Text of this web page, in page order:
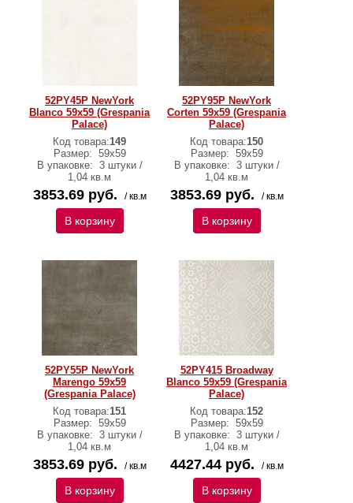
52PY45P NewYork
Blanco 59x59 (Grespania
Palace)
Код товара:149
Размер: 59x59
В упаковке: 3 штуки /
1,04 кв.м
3853.69 руб. / кв.м
В корзину
52PY95P NewYork
Corten 59x59 (Grespania
Palace)
Код товара:150
Размер: 59x59
В упаковке: 3 штуки /
1,04 кв.м
3853.69 руб. / кв.м
В корзину
52PY55P NewYork
Marengo 59x59
(Grespania Palace)
Код товара:151
Размер: 59x59
В упаковке: 3 штуки /
1,04 кв.м
3853.69 руб. / кв.м
В корзину
52PY415 Broadway
Blanco 59x59 (Grespania
Palace)
Код товара:152
Размер: 59x59
В упаковке: 3 штуки /
1,04 кв.м
4427.44 руб. / кв.м
В корзину